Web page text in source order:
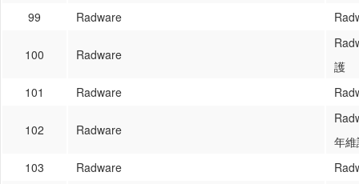
99
Radware
100 Radware
護
101
Radware
102 Radware
年
103
Radware